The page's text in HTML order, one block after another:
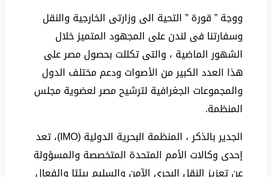
ووجة ” قورة ” التحية الى وزارتى الخارجية والنقل
وسفارتنا فى لندن على المجهود المتميز خلال
الشهور الماضية ، والتى تكللت بحصول مصر على
هذا العدد الكبير من الأصوات ودعم مختلف الدول
والمجموعات الجغرافية لترشيح مصر لعضوية مجلس
المنظمة.
الجدير بالذكر ، المنظمة البحرية الدولية (IMO)، تعد
إحدى وكالات الأمم المتحدة المتخصصة والمسؤولة
عن تعزيز النقل البحري الآمن والسليم بيئيًا والفعال